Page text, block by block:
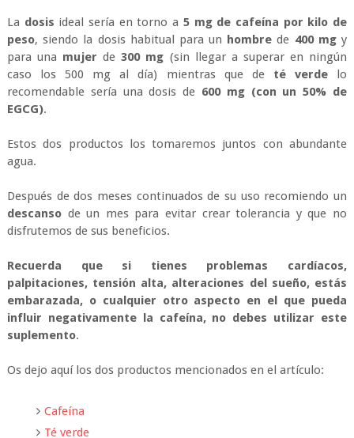
La dosis ideal sería en torno a 5 mg de cafeína por kilo de
peso, siendo la dosis habitual para un hombre de 400 mgy
para una mujer de300 mg (sin llegar a superar en ningún
caso los 500 mg al día) mientras que de té verdelo
recomendable sería una dosis de 600 mg (con un 50% de
EGCG).
Estos dos productos los tomaremos juntos con abundante
agua.
Después de dos meses continuados de su uso recomiendo un
descansode un mes para evitar crear tolerancia y que no
disfrutemos de sus beneficios.
Recuerda que si tienes problemas cardíacos,
palpitaciones, tensión alta, alteraciones del sueño, estás
embarazada, o cualquier otro aspecto en el que pueda
influir negativamente la cafeína, no debes utilizar este
suplemento.
Os dejo aquí los dos productos mencionados en el artículo:
Cafeína
Té verde